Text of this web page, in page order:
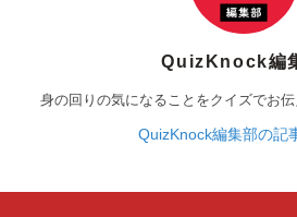
QuizKnock編
身の回りの気になることをクイズでお伝
QuizKnock編集部の記